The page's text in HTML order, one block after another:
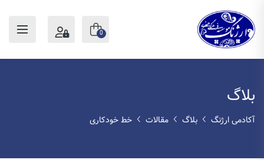
0
بلاگ
آکادمی ارژنگ بلاگ مقالات خط خودکاری